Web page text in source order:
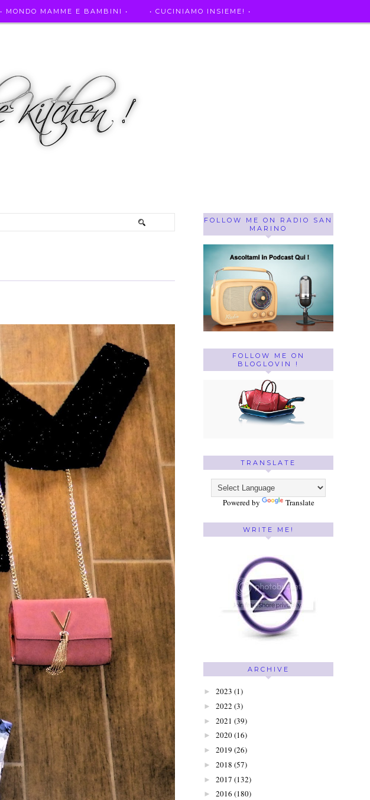
• MONDO MAMME E BAMBINI • • CUCINIAMO INSIEME! •
FOLLOW ME ON RADIO SAN
MARINO
FOLLOW ME ON
BLOGLOVIN !
TRANSLATE
Powered by Translate
WRITE ME!
ARCHIVE
► 2023 (1)
► 2022 (3)
► 2021 (39)
► 2020(16)
► 2019 (26)
► 2018 (57)
► 2017 (132)
► 2016 (180)